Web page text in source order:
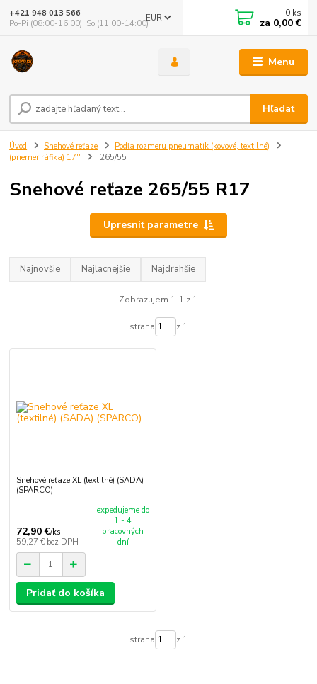
Menu
EUR
Hľadať
+421 948 013 566
Po-Pi (08:00-16:00), So (11:00-14:00)
0 ks
za 0,00 €
Úvod Snehové reťaze
Podľa rozmeru pneumatík (kovové, textilné)
(priemer ráfika) 17''
265/55
Snehové reťaze 265/55 R17
Upresniť parametre
Najnovšie Najlacnejšie Najdrahšie
Zobrazujem 1-1 z 1
strana z 1
Snehové reťaze XL (textilné) (SADA)
(SPARCO)
72,90 €/ks
59,27 € bez DPH
expedujeme do
1 - 4
pracovných
dní
Pridať do košíka
strana z 1